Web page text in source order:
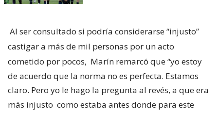
Al ser consultado si podría considerarse “injusto”
castigar a más de mil personas por un acto
cometido por pocos, Marín remarcó que “yo estoy
de acuerdo que la norma no es perfecta. Estamos
claro. Pero yo le hago la pregunta al revés, a que era
más injusto como estaba antes donde para este